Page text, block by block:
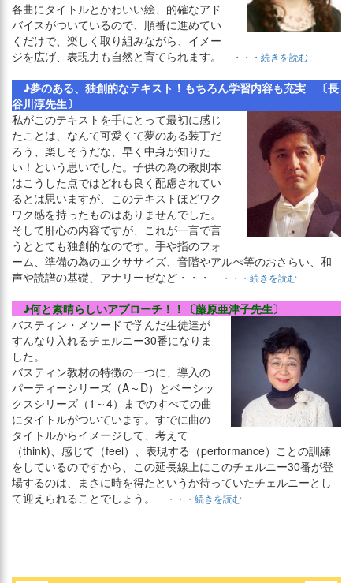
各曲にタイトルとかわいい絵、的確なアド
バイスがついているので、順番に進めてい
くだけで、楽しく取り組みながら、イメー
ジを広げ、表現力も自然と育てられます。
・・・続きを読む
♪夢のある、独創的なテキスト！もちろん学習内容も充実 〔長
谷川淳先生〕
私がこのテキストを手にとって最初に感じ
たことは、なんて可愛くて夢のある装丁だ
ろう、楽しそうだな、早く中身が知りた
い！という思いでした。子供の為の教則本
はこうした点ではどれも良く配慮されてい
るとは思いますが、このテキストほどワク
ワク感を持ったものはありませんでした。
そして肝心の内容ですが、これが一言で言
うととても独創的なのです。手や指のフォ
ーム、準備の為のエクササイズ、音階やアルぺ等のおさらい、和
声や読譜の基礎、アナリーゼなど・・・
・・・続きを読む
♪何と素晴らしいアプローチ！！〔藤原亜津子先生〕
バスティン・メソードで学んだ生徒達が
すんなり入れるチェルニー30番になりま
した。
バスティン教材の特徴の一つに、導入の
パーティーシリーズ（A～D）とベーシッ
クスシリーズ（1～4）までのすべての曲
にタイトルがついています。すでに曲の
タイトルからイメージして、考えて
（think)、感じて（feel）、表現する（performance）ことの訓練
をしているのですから、この延長線上にこのチェルニー30番が登
場するのは、まさに時を得たというか待っていたチェルニーとし
て迎えられることでしょう。
・・・続きを読む